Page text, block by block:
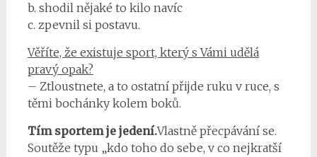
b. shodil nějaké to kilo navíc
c. zpevnil si postavu.
Věříte, že existuje sport, který s Vámi udělá
pravý opak?
– Ztloustnete, a to ostatní přijde ruku v ruce, s
těmi bochánky kolem boků.
Tím sportem je jedení.Vlastně přecpávání se.
Soutěže typu „kdo toho do sebe, v co nejkratší